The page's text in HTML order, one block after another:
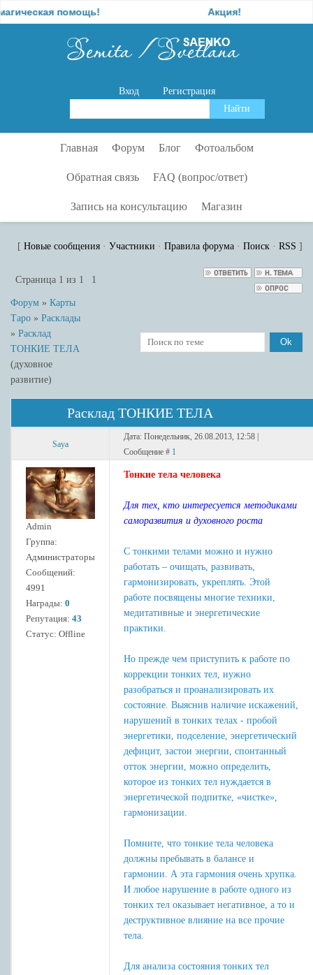
помощь! Акция!
Вход Регистрация
Главная Форум Блог Фотоальбом
Обратная связь FAQ (вопрос/ответ)
Запись на консультацию Магазин
[ Новые сообщения · Участники · Правила форума · Поиск · RSS ]
Страница 1 из 1 1
Форум » Карты
Таро » Расклады
» Расклад
ТОНКИЕ ТЕЛА
(духовное
развитие)
Расклад ТОНКИЕ ТЕЛА
Saya
Дата: Понедельник, 26.08.2013, 12:58 |
Сообщение # 1
Admin
Группа:
Администраторы
Сообщений:
4991
Награды: 0
Репутация: 43
Статус: Offline
Тонкие тела человека
Для тех, кто интересуется методиками
саморазвития и духовного роста
С тонкими телами можно и нужно
работать – очищать, развивать,
гармонизировать, укреплять. Этой
работе посвящены многие техники,
медитативные и энергетические
практики.
Но прежде чем приступить к работе по
коррекции тонких тел, нужно
разобраться и проанализировать их
состояние. Выяснив наличие искажений,
нарушений в тонких телах - пробой
энергетики, подселение, энергетический
дефицит, застои энергии, спонтанный
отток энергии, можно определить,
которое из тонких тел нуждается в
энергетической подпитке, «чистке»,
гармонизации.
Помните, что тонкие тела человека
должны пребывать в балансе и
гармонии. А эта гармония очень хрупка.
И любое нарушение в работе одного из
тонких тел оказывает негативное, а то и
деструктивное влияние на все прочие
тела.
Для анализа состояния тонких тел